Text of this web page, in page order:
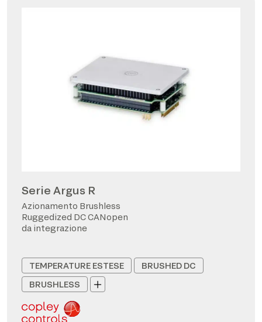
Serie Argus R
Azionamento Brushless
Ruggedized DC CANopen
da integrazione
TEMPERATURE ESTESE
BRUSHED DC
BRUSHLESS